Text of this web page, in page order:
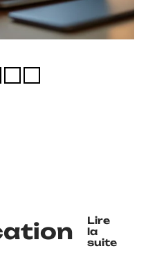
Lire
la
suite